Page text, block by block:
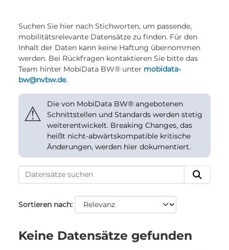
Suchen Sie hier nach Stichworten, um passende,
mobilitätsrelevante Datensätze zu finden. Für den
Inhalt der Daten kann keine Haftung übernommen
werden. Bei Rückfragen kontaktieren Sie bitte das
Team hinter MobiData BW® unter mobidata-
bw@nvbw.de.
⚠
Die von MobiData BW® angebotenen
Schnittstellen und Standards werden stetig
weiterentwickelt. Breaking Changes, das
heißt nicht-abwärtskompatible kritische
Änderungen, werden hier dokumentiert.
Sortieren nach
Keine Datensätze gefunden